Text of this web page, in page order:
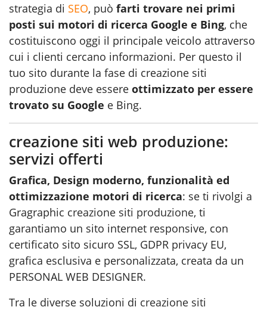
strategia di SEO, può farti trovare nei primi
posti sui motori di ricerca Google e Bing, che
costituiscono oggi il principale veicolo attraverso
cui i clienti cercano informazioni. Per questo il
tuo sito durante la fase di creazione siti
produzione deve essere ottimizzato per essere
trovato su Google e Bing.
creazione siti web produzione:
servizi offerti
Grafica, Design moderno, funzionalità ed
ottimizzazione motori di ricerca: se ti rivolgi a
Gragraphic creazione siti produzione, ti
garantiamo un sito internet responsive, con
certificato sito sicuro SSL, GDPR privacy EU,
grafica esclusiva e personalizzata, creata da un
PERSONAL WEB DESIGNER.
Tra le diverse soluzioni di creazione siti